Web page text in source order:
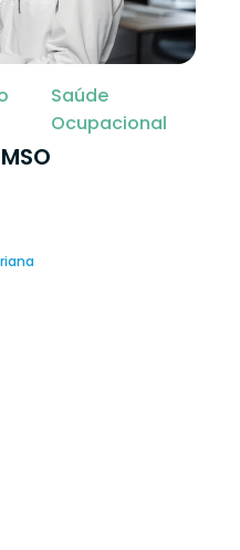
Saúde
Ocupacional